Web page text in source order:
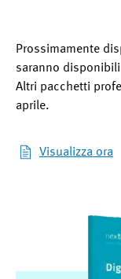
Prossimamente
saranno
Altri pacchetti
aprile.
Visualizza ora